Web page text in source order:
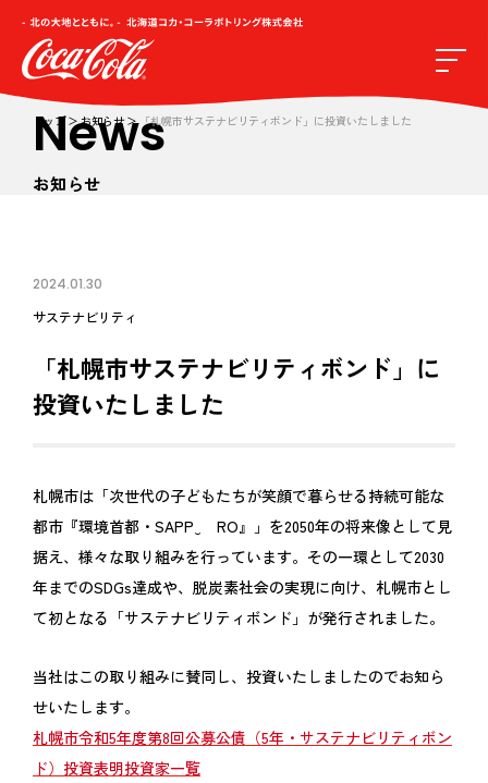
トップ お知らせ 「札幌市サステナビリティボンド」に投資いたしました
News
お知らせ
2024.01.30
サステナビリティ
「札幌市サステナビリティボンド」に
投資いたしました
札幌市は「次世代の子どもたちが笑顔で暮らせる持続可能な
都市『環境首都・SAPP‿ RO』」を2050年の将来像として見
据え、様々な取り組みを行っています。その一環として2030
年までのSDGs達成や、脱炭素社会の実現に向け、札幌市とし
て初となる「サステナビリティボンド」が発行されました。
当社はこの取り組みに賛同し、投資いたしましたのでお知ら
せいたします。
札幌市令和5年度第8回公募公債（5年・サステナビリティボン
ド）投資表明投資家一覧